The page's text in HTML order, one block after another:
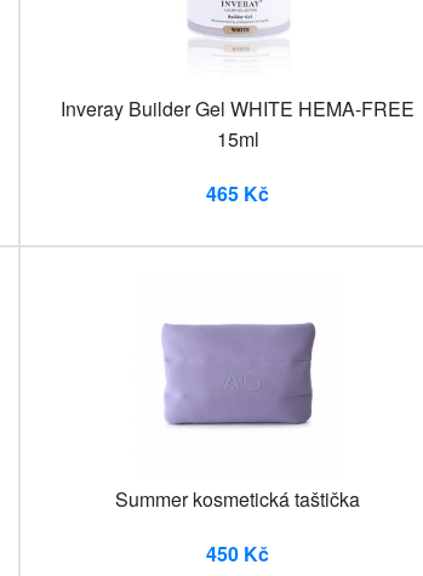
Inveray Builder Gel WHITE HEMA-FREE
15ml
465 Kč
Summer kosmetická taštička
450 Kč